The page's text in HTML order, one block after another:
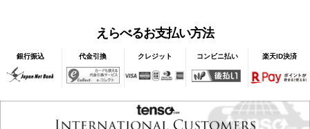
えらべるお支払い方法
銀行振込 代金引換 クレジット コンビニ払い 楽天ID決済